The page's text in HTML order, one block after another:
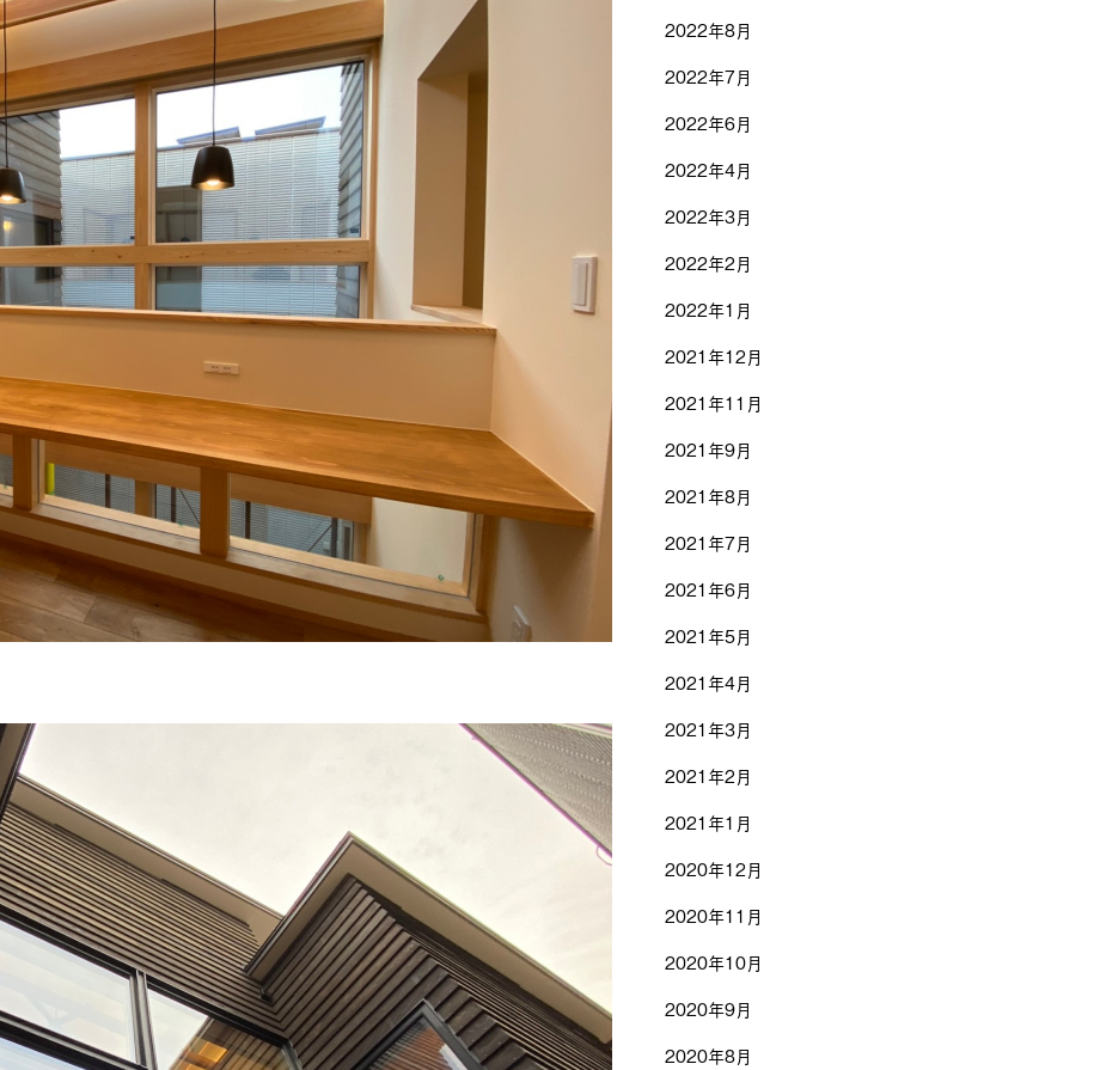
2022年8月
2022年7月
2022年6月
2022年4月
2022年3月
2022年2月
2022年1月
2021年12月
2021年11月
2021年9月
2021年8月
2021年7月
2021年6月
2021年5月
2021年4月
2021年3月
2021年2月
2021年1月
2020年12月
2020年11月
2020年10月
2020年9月
2020年8月